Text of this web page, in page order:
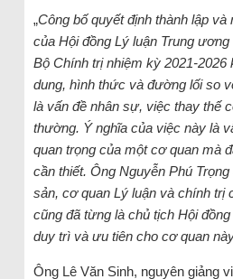
„Công bố quyết định thành lập
của Hội đồng Lý luận Trung
Bộ Chính trị nhiệm kỳ 2021-2026
dung, hình thức và đường lối so
là vấn đề nhân sự, việc thay thế
thường. Ý nghĩa của việc này là
quan trọng của một cơ quan mà
cần thiết. Ông Nguyễn Phú
sản, cơ quan Lý luận và chính trị
cũng đã từng là chủ tịch Hội
duy trì và ưu tiên cho cơ quan
Ông Lê Văn Sinh, nguyên giảng